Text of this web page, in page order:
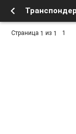
Страница 1 из 1 1